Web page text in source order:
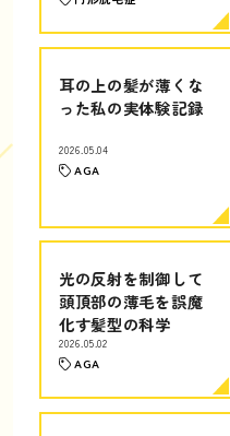
耳の上の髪が薄くな
った私の実体験記録
2026.05.04
AGA
光の反射を制御して
頭頂部の薄毛を誤魔
化す髪型の科学
2026.05.02
AGA